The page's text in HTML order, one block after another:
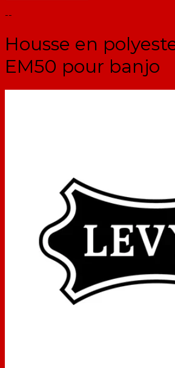
--
Housse en
EM50 pour banjo